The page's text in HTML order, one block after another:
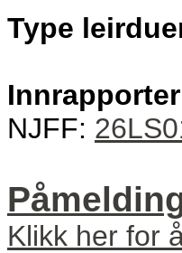
Type
NJFF:
Klikk her for